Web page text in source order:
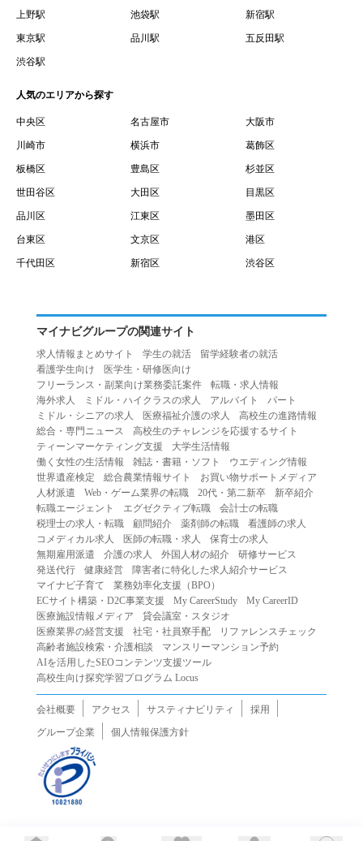
上野駅 池袋駅 新宿駅
東京駅 品川駅 五反田駅
渋谷駅
人気のエリアから探す
中央区 名古屋市 大阪市
川崎市 横浜市 葛飾区
板橋区 豊島区 杉並区
世田谷区 大田区 目黒区
品川区 江東区 墨田区
台東区 文京区 港区
千代田区 新宿区 渋谷区
マイナビグループの関連サイト
求人情報まとめサイト 学生の就活
留学経験者の就活
看護学生向け
医学生・研修医向け
フリーランス・副業向け業務委託案件
転職・求人情報
海外求人
ミドル・ハイクラスの求人 アルバイト
パート
ミドル・シニアの求人
医療福祉介護の求人
高校生の進路情報
総合・専門ニュース
高校生のチャレンジを応援するサイト
ティーンマーケティング支援
大学生活情報
働く女性の生活情報
雑誌・書籍・ソフト
ウエディング情報
世界遺産検定
総合農業情報サイト
お買い物サポートメディア
人材派遣
Web・ゲーム業界の転職 20代・第二新卒
新卒紹介
転職エージェント
エグゼクティブ転職
会計士の転職
税理士の求人・転職
顧問紹介 薬剤師の転職
看護師の求人
コメディカル求人
医師の転職・求人
保育士の求人
無期雇用派遣
介護の求人 外国人材の紹介
研修サービス
発送代行
健康経営
障害者に特化した求人紹介サービス
マイナビ子育て
業務効率化支援（BPO）
ECサイト構築・D2C事業支援
My CareerStudy
My CareerID
医療施設情報メディア
貸会議室・スタジオ
医療業界の経営支援
社宅・社員寮手配
リファレンスチェック
高齢者施設検索・介護相談
マンスリーマンション予約
AIを活用したSEOコンテンツ支援ツール
高校生向け探究学習プログラム Locus
会社概要 アクセス サスティナビリティ
採用
グループ企業
個人情報保護方針